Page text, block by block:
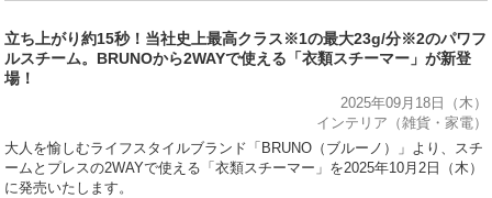
立ち上がり約15秒！当社史上最高クラス※1の最大23g/分※2のパワフ
ルスチーム。BRUNOから2WAYで使える「衣類スチーマー」が新登
場！
2025年09月18日（木）
インテリア（雑貨・家電）
⼤⼈を愉しむライフスタイルブランド「BRUNO（ブルーノ）」より、スチ
ームとプレスの2WAYで使える「衣類スチーマー」を2025年10月2日（木）
に発売いたします。